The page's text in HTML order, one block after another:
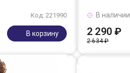
Код: 221990
В корзину
В наличии
2 290 ₽
2 634 ₽